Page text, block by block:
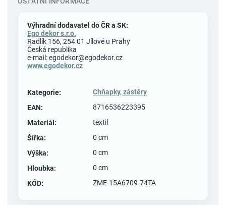
Výhradní dodavatel do ČR a SK:
Ego dekor s.r.o.
Radlík 156, 254 01 Jílové u Prahy
Česká republika
e-mail: egodekor@egodekor.cz
www.egodekor.cz
Kategorie:
Chňapky, zástěry
EAN:
8716536223395
Materiál :
textil
Šířka:
0 cm
Výška:
0 cm
Hloubka:
0 cm
KÓD: ZME-15A6709-74TA